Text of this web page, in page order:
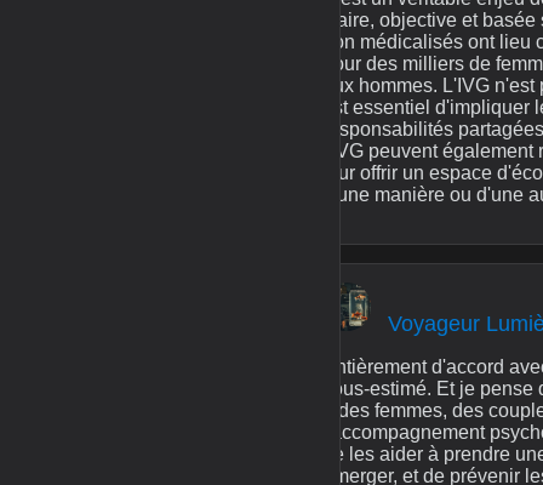
claire, objective et
non médicalisés ont
pour des milliers de
aux hommes. L'IVG
est essentiel
responsabilités
l'IVG peuvent
leur offrir un espace
d'une manière ou d'une
Voyageur
Entièrement d'accord
sous-estimé. Et je
a des femmes, des
l'accompagnement
de les aider à prendre
émerger, et de prévenir